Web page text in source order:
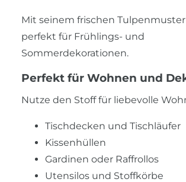
Mit seinem frischen
perfekt für Frühlings- und
Sommerdekorationen.
Perfekt für Wohnen und
Nutze den Stoff für liebevolle
Tischdecken und Tischläufer
Kissenhüllen
Gardinen oder Raffrollos
Utensilos und Stoffkörbe